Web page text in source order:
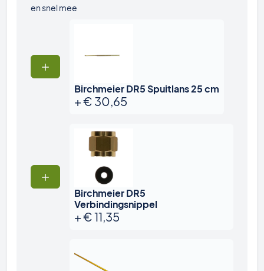
en snel mee
Birchmeier DR5 Spuitlans 25 cm
+€ 30,65
Birchmeier DR5
Verbindingsnippel
+€11,35